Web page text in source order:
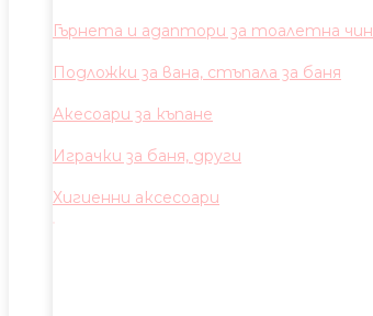
Гърнета и адаптори за тоалетна
Подложки за вана, стъпала за баня
Акесоари за къпане
Играчки за баня, други
Хигиенни аксесоари